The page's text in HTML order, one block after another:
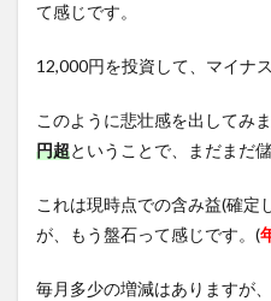
て感じです。
12,000円を投資して、マイナ
このように悲壮感を出してみ
円超ということで、まだまだ
これは現時点での含み益(確定
が、もう盤石って感じです。(
毎月多少の増減はありますが